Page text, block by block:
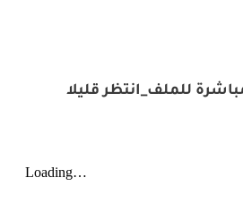
للملف_انتظر قليلا